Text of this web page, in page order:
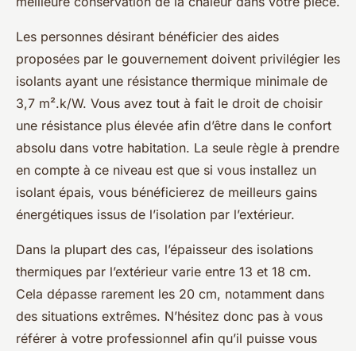
Les personnes désirant bénéficier des aides
proposées par le gouvernement doivent privilégier les
isolants ayant une résistance thermique minimale de
3,7 m².k/W. Vous avez tout à fait le droit de choisir
une résistance plus élevée afin d’être dans le confort
absolu dans votre habitation. La seule règle à prendre
en compte à ce niveau est que si vous installez un
isolant épais, vous bénéficierez de meilleurs gains
énergétiques issus de l’isolation par l’extérieur.
Dans la plupart des cas, l’épaisseur des isolations
thermiques par l’extérieur varie entre 13 et 18 cm.
Cela dépasse rarement les 20 cm, notamment dans
des situations extrêmes. N’hésitez donc pas à vous
référer à votre professionnel afin qu’il puisse vous